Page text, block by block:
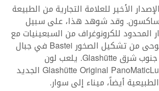
الأخير للعلامة التجارية من الطبيعة
ساكسون. وقد شوهد هذا، على سبيل
المحدود للكرونوغراف من السبعينيات مع
ميناء متدرج، مستوحى من تشكيل الصخور Bastei في جبال
Elbe Sandstone جنوب شرق Glashütte. يلعب لون
Glashütte Original PanoMaticLunar Forest Green الجديد
أيضاً، ميناء إلى سوار.